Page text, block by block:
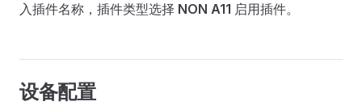
入插件名称，插件类型选择 NON A11 启用插件。
设备配置